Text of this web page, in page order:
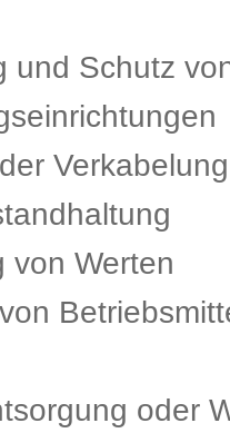
und Schutz
Verkabelung
von Werten
oder